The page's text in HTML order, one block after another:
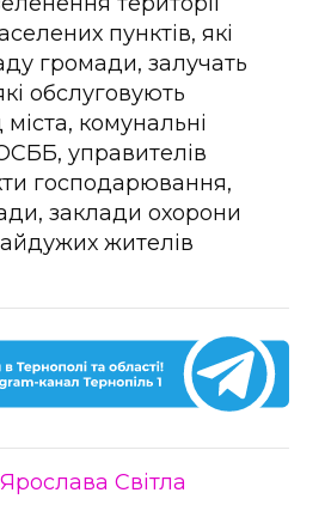
пунктів, які
громади, залучать
обслуговують
комунальні
управителів
господарювання,
заклади охорони
жителів
Ярослава Світла